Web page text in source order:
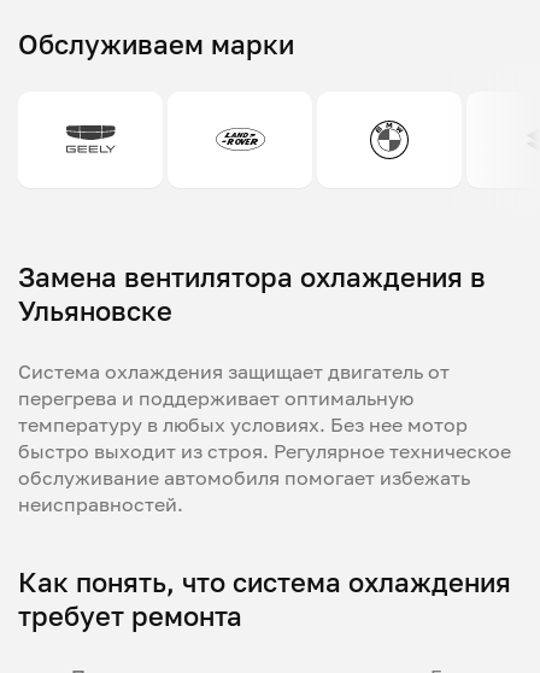
Обслуживаем марки
Замена вентилятора охлаждения в
Ульяновске
Система охлаждения защищает двигатель от
перегрева и поддерживает оптимальную
температуру в любых условиях. Без нее мотор
быстро выходит из строя. Регулярное техническое
обслуживание автомобиля помогает избежать
неисправностей.
Как понять, что система охлаждения
требует ремонта